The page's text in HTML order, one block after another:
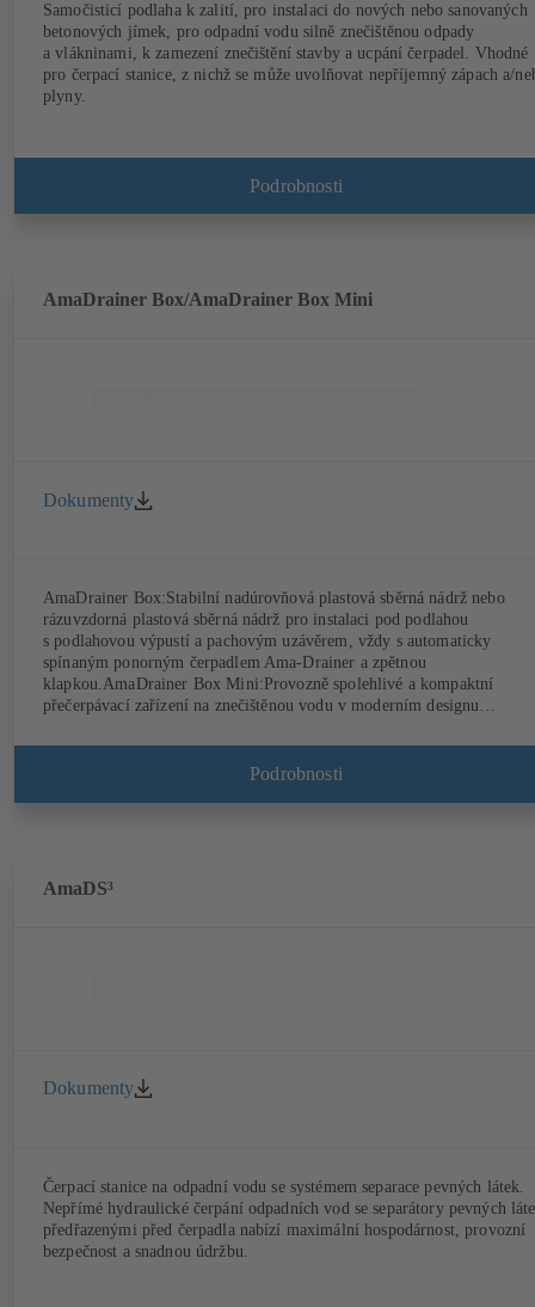
Samočisticí podlaha k zalití, pro instalaci do nových nebo sanovaných
betonových jímek, pro odpadní vodu silně znečištěnou odpady
a vlákninami, k zamezení znečištění stavby a ucpání čerpadel. Vhodné
pro čerpací stanice, z nichž se může uvolňovat nepříjemný zápach a/
plyny.
Podrobnosti
AmaDrainer Box/AmaDrainer Box Mini
Dokumenty
AmaDrainer Box:Stabilní nadúrovňová plastová sběrná nádrž nebo
rázuvzdorná plastová sběrná nádrž pro instalaci pod podlahou
s podlahovou výpustí a pachovým uzávěrem, vždy s automaticky
spínaným ponorným čerpadlem Ama-Drainer a zpětnou
klapkou.AmaDrainer Box Mini:Provozně spolehlivé a kompaktní
přečerpávací zařízení na znečištěnou vodu v moderním designu
standardu, podle EN 12050-2.
Podrobnosti
AmaDS³
Dokumenty
Čerpací stanice na odpadní vodu se systémem separace pevných látek.
Nepřímé hydraulické čerpání odpadních vod se separátory pevných
předřazenými před čerpadla nabízí maximální hospodárnost, provozní
bezpečnost a snadnou údržbu.